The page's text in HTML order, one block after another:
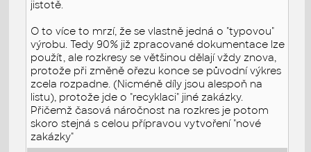
jistotě.
O to více to mrzí, že se vlastně jedná o "typovou"
výrobu. Tedy 90% již zpracované dokumentace lze
použít, ale rozkresy se většinou dělají vždy znova,
protože při změně ořezu konce se původní výkres
zcela rozpadne. (Nicméně díly jsou alespoň na
listu), protože jde o "recyklaci" jiné zakázky.
Přičemž časová náročnost na rozkres je potom
skoro stejná s celou přípravou vytvoření "nové
zakázky"